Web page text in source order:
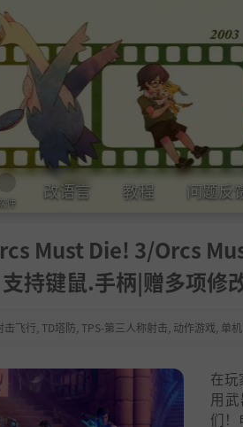
件
改语言 教程 问题反
Must Die! 3/Orcs
支持键鼠.手柄|赠多项修
击飞行 TD塔防 TPS-第三人称射击 动作游戏 单
在
用
们！